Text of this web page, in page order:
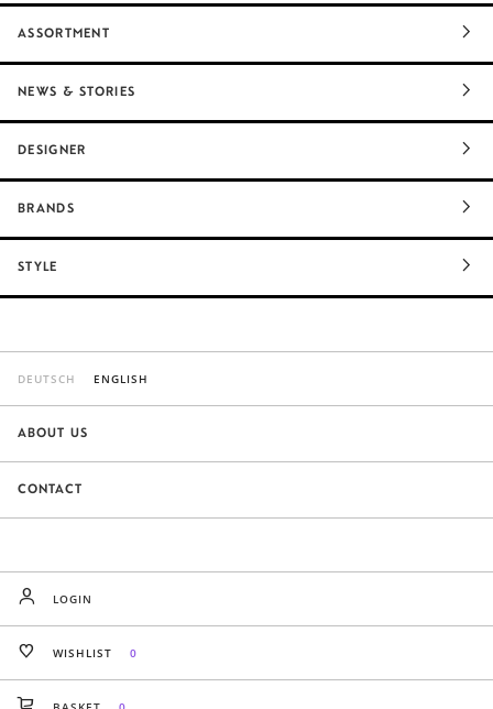
ASSORTMENT
NEWS & STORIES
DESIGNER
BRANDS
STYLE
DEUTSCH ENGLISH
ABOUT US
CONTACT
LOGIN
WISHLIST 0